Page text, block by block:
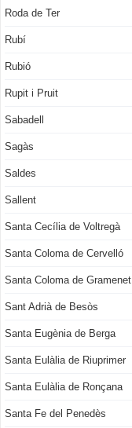
Roda de Ter
Rubí
Rubió
Rupit i Pruit
Sabadell
Sagàs
Saldes
Sallent
Santa Cecília de Voltregà
Santa Coloma de Cervelló
Santa Coloma de Gramenet
Sant Adrià de Besòs
Santa Eugènia de Berga
Santa Eulàlia de Riuprimer
Santa Eulàlia de Ronçana
Santa Fe del Penedès